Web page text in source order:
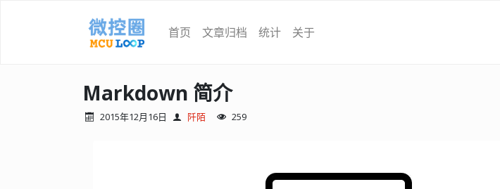
首页 文章归档 统计 关于
Markdown 简介
2015年12月16日 阡陌 259